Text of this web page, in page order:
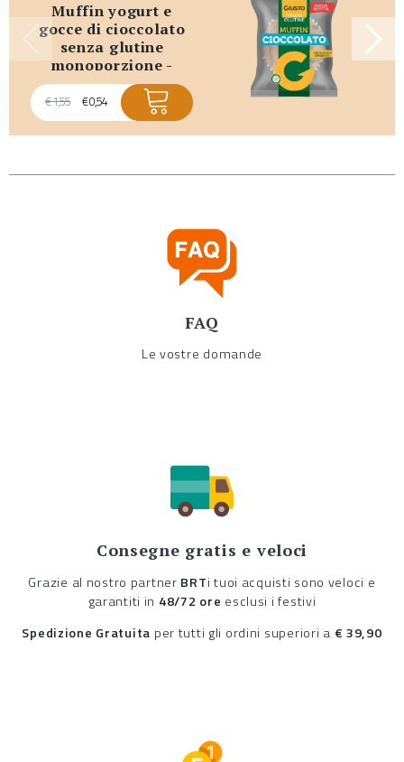
muffin yogurt e
gocce di cioccolato
senza glutine
monoporzione -
promo scadenza
breve
€1,55 €0,54
FAQ
Le vostre domande
Consegne gratis e veloci
Grazie al nostro partner BRTi tuoi acquisti sono veloci e
garantiti in 48/72 ore esclusi i festivi
Spedizione Gratuita per tutti gli ordini superiori a € 39,90